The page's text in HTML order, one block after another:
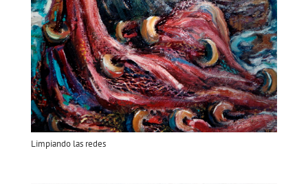
Limpiando las redes